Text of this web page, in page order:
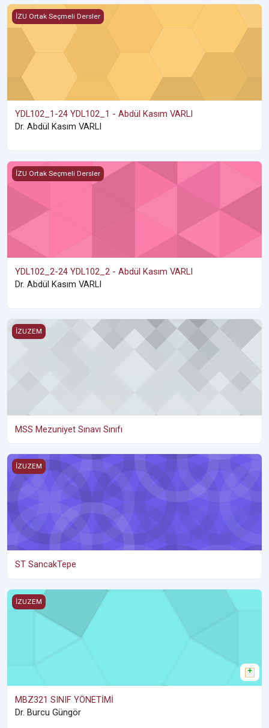
YDL102_1-24 YDL102_1 - Abdül Kasım VARLI
İZU Ortak Seçmeli Dersler
YDL102_1-24 YDL102_1 - Abdül Kasım VARLI
Dr. Abdül Kasım VARLI
YDL102_2-24 YDL102_2 - Abdül Kasım VARLI
İZU Ortak Seçmeli Dersler
YDL102_2-24 YDL102_2 - Abdül Kasım VARLI
Dr. Abdül Kasım VARLI
MSS Mezuniyet Sınavı Sınıfı
İZUZEM
MSS Mezuniyet Sınavı Sınıfı
ST SancakTepe
İZUZEM
ST SancakTepe
MBZ321 SINIF YÖNETİMİ
İZUZEM
MBZ321 SINIF YÖNETİMİ
Dr. Burcu Güngör